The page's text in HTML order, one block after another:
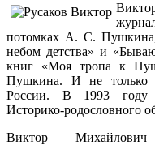
потомках А. С.
небом детства» и
книг «Моя тропа к
Пушкина. И не только
России. В 1993 году
Историко-родословного
Виктор